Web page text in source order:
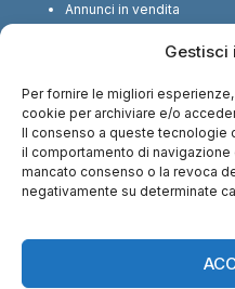
Gestisci
Per fornire le migliori
cookie per archiviare e/o
Il consenso a queste tecnologie
il comportamento di navigazione
mancato consenso o la revoca
negativamente su determinate
Annunci in vendita
SEGUICI SUI SOCIAL
CI